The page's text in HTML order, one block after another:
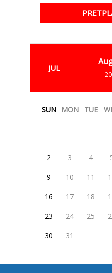
JUL
SUN MON TUE
2 3 4
9 10 11
16 17 18
23 24 25
30 31